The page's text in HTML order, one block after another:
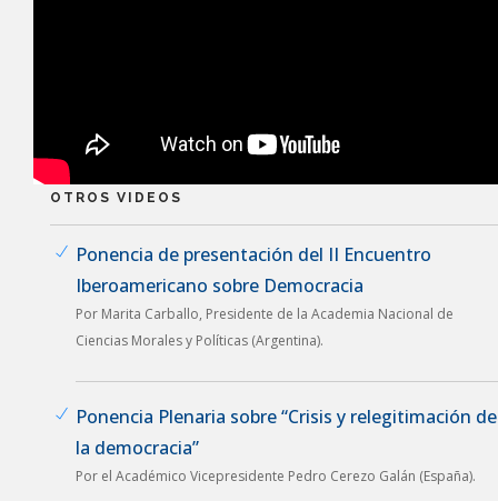
OTROS VIDEOS
Ponencia de presentación del II Encuentro
Iberoamericano sobre Democracia
Por Marita Carballo, Presidente de la Academia Nacional de
Ciencias Morales y Políticas (Argentina).
Ponencia Plenaria sobre “Crisis y relegitimación de
la democracia”
Por el Académico Vicepresidente Pedro Cerezo Galán (España).